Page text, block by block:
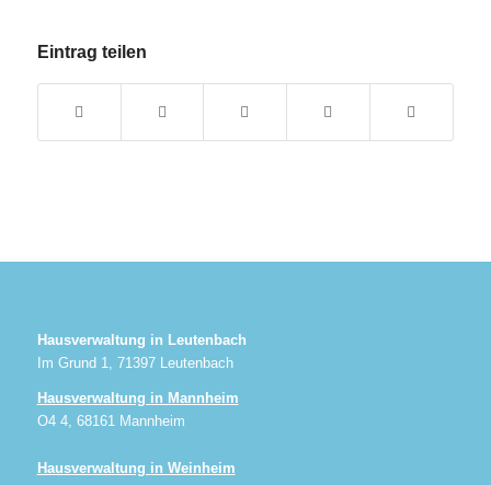
Eintrag teilen
Hausverwaltung in Leutenbach
Im Grund 1, 71397 Leutenbach
Hausverwaltung in Mannheim
O4 4, 68161 Mannheim
Hausverwaltung in Weinheim